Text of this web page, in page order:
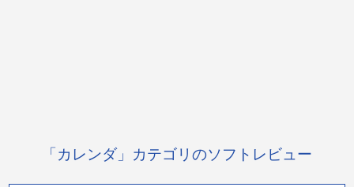
「カレンダ」カテゴリのソフトレビュー